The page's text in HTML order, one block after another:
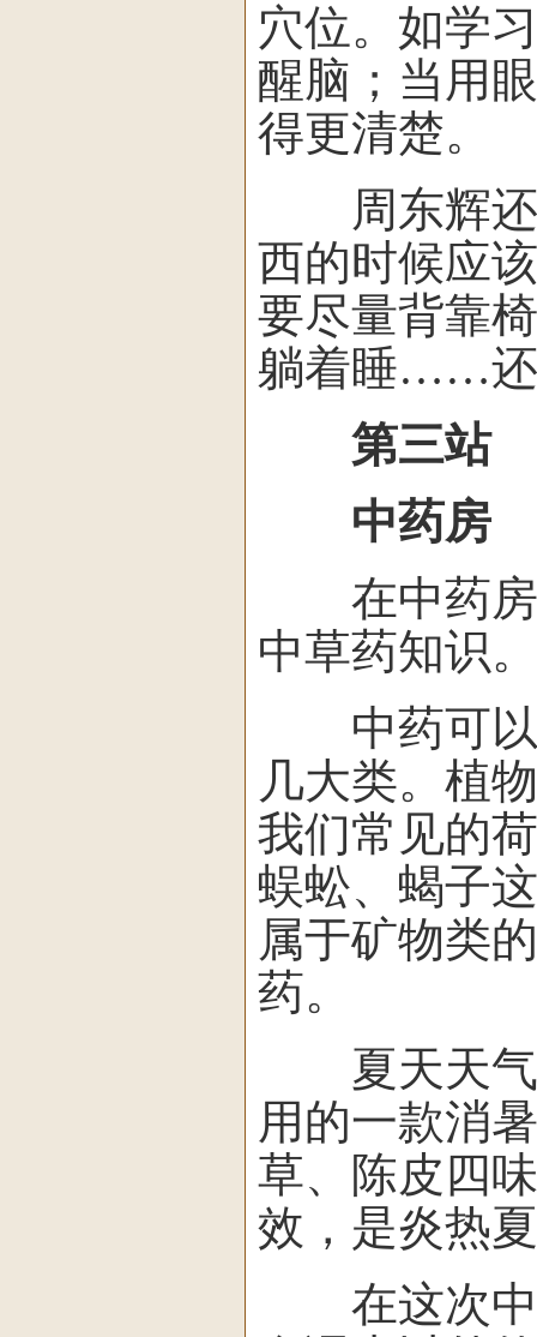
穴位。如学
醒脑；当用
得更清楚。
周东辉还
西的时候应
要尽量背靠
躺着睡……还
第三站
中药房
在中药房
中草药知识。
中药可以
几大类。植
我们常见的
蜈蚣、蝎子
属于矿物类
药。
夏天天气
用的一款消
草、陈皮四
效，是炎热
在这次中